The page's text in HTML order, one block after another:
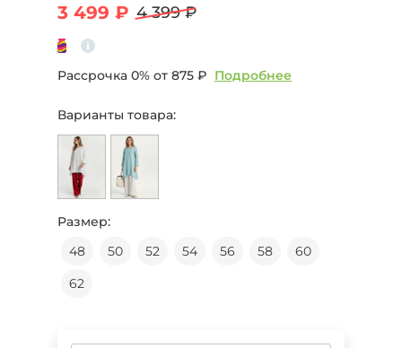
3 499 ₽ 4 399 ₽
Рассрочка 0% от 875 ₽ Подробнее
Варианты товара:
Размер:
48
50 52 54 56 58
60
62